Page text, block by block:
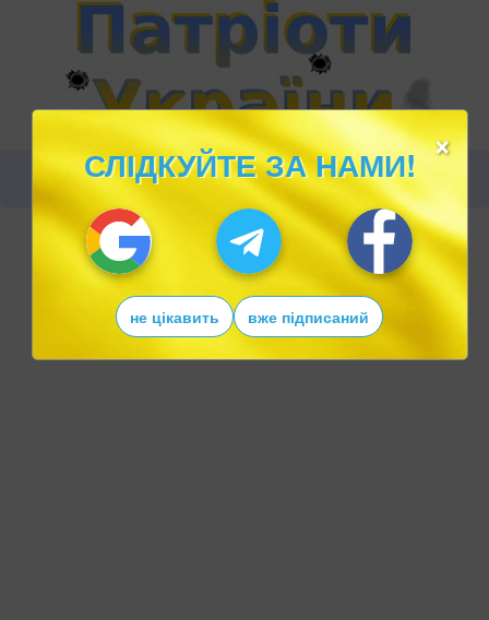
×
СЛІДКУЙТЕ ЗА НАМИ!
не цікавить вже підписаний